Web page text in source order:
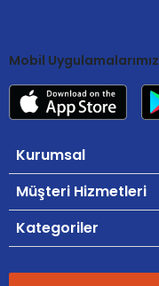
Mobil Uygulamalarımız
Kurumsal
Müşteri Hizmetleri
Kategoriler